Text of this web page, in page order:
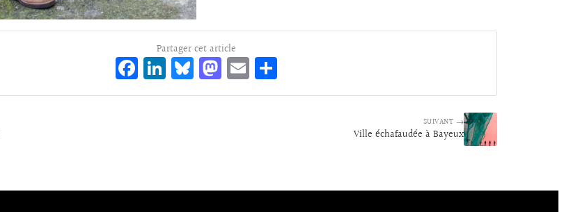
Partager cet article
Fa
ce
Li
n
Bl
ue
M
as
E
m rt
SUIVANT →
Ville échafaudée à Bayeux